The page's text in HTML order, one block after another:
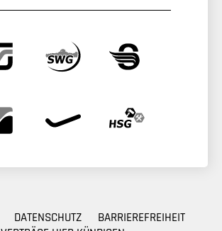
DATENSCHUTZ
BARRIEREFREIHEIT